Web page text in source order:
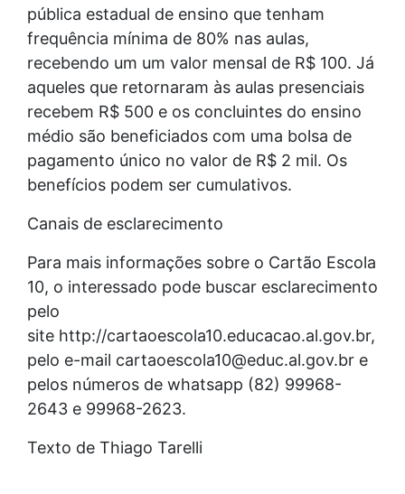
pública estadual de ensino que tenham
frequência mínima de 80% nas aulas,
recebendo um um valor mensal de R$ 100. Já
aqueles que retornaram às aulas presenciais
recebem R$ 500 e os concluintes do ensino
médio são beneficiados com uma bolsa de
pagamento único no valor de R$ 2 mil. Os
benefícios podem ser cumulativos.
Canais de esclarecimento
Para mais informações sobre o Cartão Escola
10, o interessado pode buscar esclarecimento
pelo
site http://cartaoescola10.educacao.al.gov.br,
pelo e-mail cartaoescola10@educ.al.gov.br e
pelos números de whatsapp (82) 99968-
2643 e 99968-2623.
Texto de Thiago Tarelli